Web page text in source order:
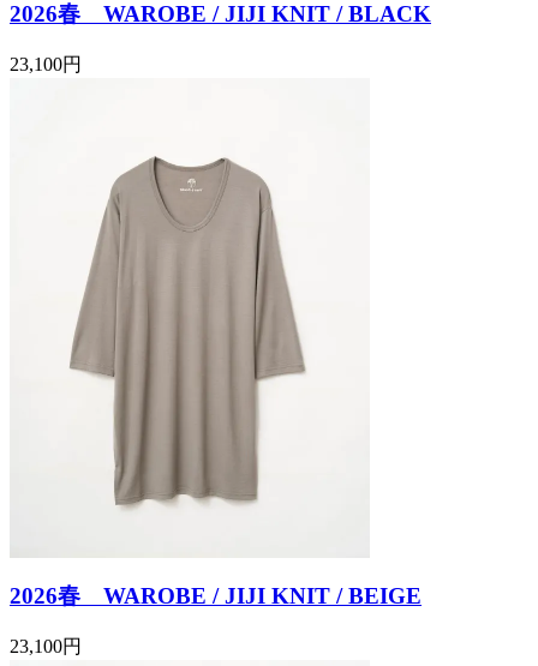
2026春 WAROBE / JIJI KNIT / BLACK
23,100円
2026春 WAROBE / JIJI KNIT / BEIGE
23,100円